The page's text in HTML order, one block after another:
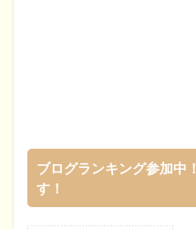
ブログランキング参加中
す！